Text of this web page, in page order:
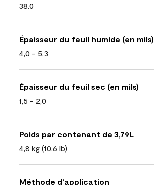
38.0
Épaisseur du feuil humide (en mils)
4,0 - 5,3
Épaisseur du feuil sec (en mils)
1,5 - 2,0
Poids par contenant de 3,79L
4,8 kg (10,6 lb)
Méthode d’application